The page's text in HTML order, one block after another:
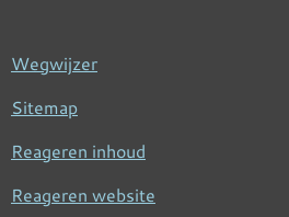
Wegwijzer
Sitemap
Reageren inhoud
Reageren website